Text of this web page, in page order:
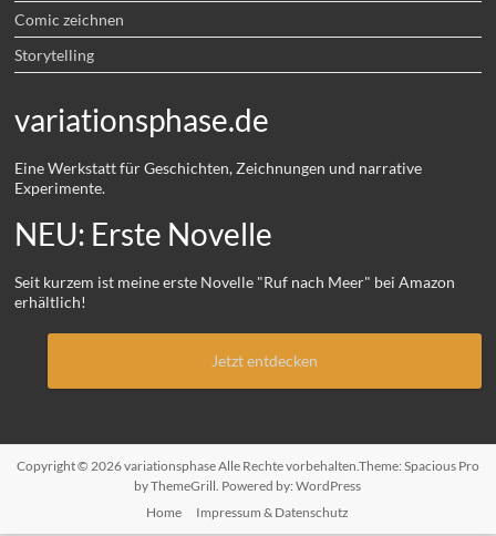
Comic zeichnen
Storytelling
variationsphase.de
Eine Werkstatt für Geschichten, Zeichnungen und narrative
Experimente.
NEU: Erste Novelle
Seit kurzem ist meine erste Novelle "Ruf nach Meer" bei Amazon
erhältlich!
Jetzt entdecken
Copyright © 2026variationsphaseAlle Rechte vorbehalten.Theme: Spacious Pro
by ThemeGrill. Powered by:WordPress
Home
Impressum & Datenschutz